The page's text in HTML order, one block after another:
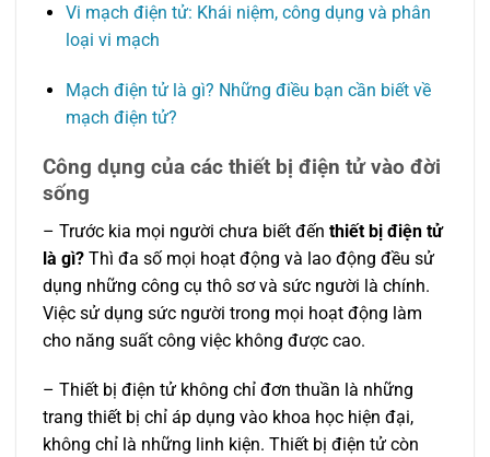
Vi mạch điện tử: Khái niệm, công dụng và phân
loại vi mạch
Mạch điện tử là gì? Những điều bạn cần biết về
mạch điện tử?
Công dụng của các thiết bị điện tửvào đời
sống
– Trước kia mọi người chưa biết đến thiết bị điện tử
là gì? Thì đa số mọi hoạt động và lao động đều sử
dụng những công cụ thô sơ và sức người là chính.
Việc sử dụng sức người trong mọi hoạt động làm
cho năng suất công việc không được cao.
– Thiết bị điện tử không chỉ đơn thuần là những
trang thiết bị chỉ áp dụng vào khoa học hiện đại,
không chỉ là những linh kiện. Thiết bị điện tử còn